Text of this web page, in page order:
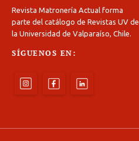
Revista Matronería Actual forma
parte del catálogo de Revistas UV de
la Universidad de Valparaíso, Chile.
SÍGUENOS EN: